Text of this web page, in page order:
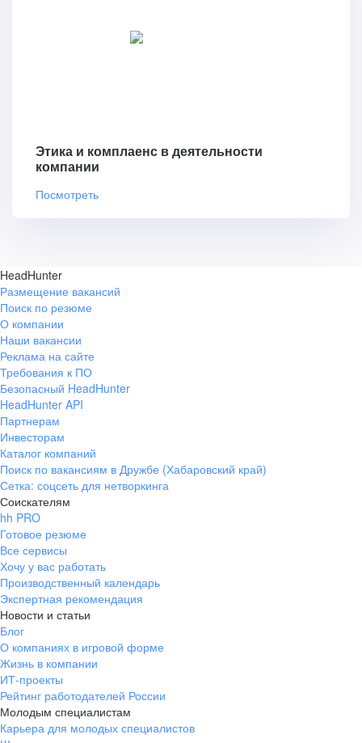
Этика и комплаенс в деятельности
компании
Посмотреть
HeadHunter
Размещение вакансий
Поиск по резюме
О компании
Наши вакансии
Реклама на сайте
Требования к ПО
Безопасный HeadHunter
HeadHunter API
Партнерам
Инвесторам
Каталог компаний
Поиск по вакансиям в Дружбе (Хабаровский край)
Сетка: соцсеть для нетворкинга
Соискателям
hh PRO
Готовое резюме
Все сервисы
Хочу у вас работать
Производственный календарь
Экспертная рекомендация
Новости и статьи
Блог
О компаниях в игровой форме
Жизнь в компании
ИТ-проекты
Рейтинг работодателей России
Молодым специалистам
Карьера для молодых специалистов